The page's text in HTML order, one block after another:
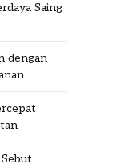
Saing
dengan